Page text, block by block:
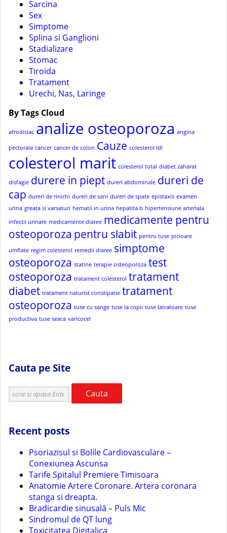
Sarcina
Sex
Simptome
Splina si Ganglioni
Stadializare
Stomac
Tiroida
Tratament
Urechi, Nas, Laringe
By Tags Cloud
afrodisiac analize osteoporoza angina
pectorala cancer cancer de colon Cauze colesterol ldl
colesterol marit colesterol total diabet zaharat
disfagie durere in piept dureri abdominale dureri de
cap dureri de rinichi dureri de sani dureri de spate epistaxis examen
urina greata si varsaturi hematii in urina hepatita b hipertensiune arteriala
infectii urinare medicamente diaree medicamente pentru
osteoporoza pentru slabit pentru tuse picioare
umflate regim colesterol remedii diaree simptome
osteoporoza statine terapie osteoporoza test
osteoporoza tratament colesterol tratament
diabet tratament naturist constipatie tratament
osteoporoza tuse cu sange tuse la copii tuse latratoare tuse
productiva tuse seaca varicocel
Cauta pe Site
Cauta
Recent posts
Psoriazisul si Bolile Cardiovasculare –
Conexiunea Ascunsa
Tarife Spitalul Premiere Timisoara
Anatomie Artere Coronare. Artera coronara
stanga si dreapta.
Bradicardie sinusală – Puls Mic
Sindromul de QT lung
Toxicitatea Digitalica